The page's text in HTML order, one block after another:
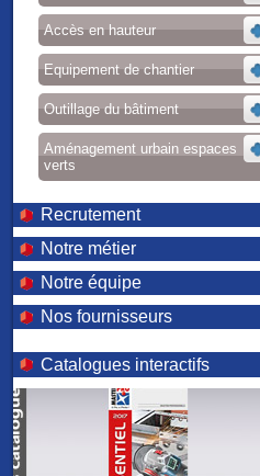
Accès en hauteur
Equipement de chantier
Outillage du bâtiment
Aménagement urbain espaces
verts
Recrutement
Notre métier
Notre équipe
Nos fournisseurs
Catalogues interactifs